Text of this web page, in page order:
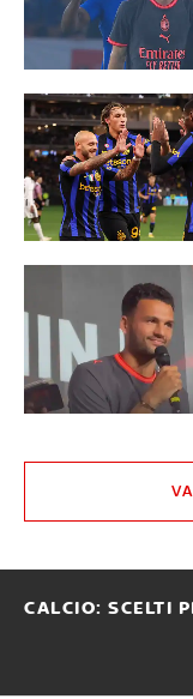
CALCIO: SCELTI